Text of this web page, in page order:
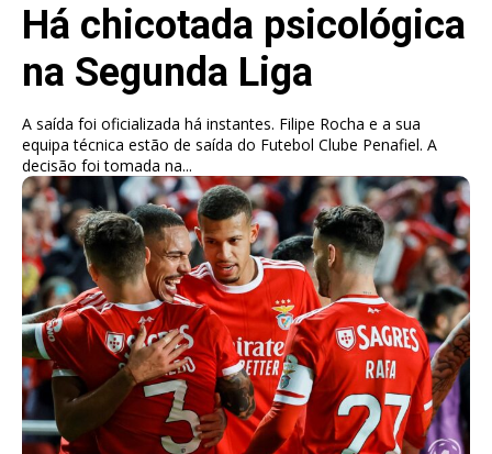
Há chicotada psicológica
na Segunda Liga
A saída foi oficializada há instantes. Filipe Rocha e a sua
equipa técnica estão de saída do Futebol Clube Penafiel. A
decisão foi tomada na...